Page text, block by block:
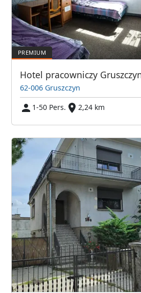
62-006 Gruszczyn
1-50 Pers.
2,24 km